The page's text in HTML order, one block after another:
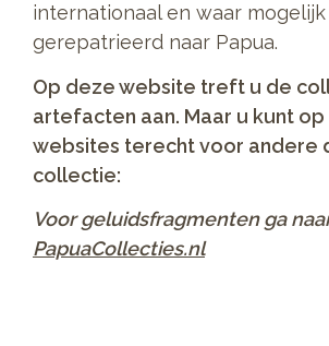
internationaal en waar mogelijk
gerepatrieerd naar Papua.
Op deze website treft u de
artefacten aan. Maar u kunt
websites terecht voor andere
collectie:
Voor geluidsfragmenten ga
PapuaCollecties.nl